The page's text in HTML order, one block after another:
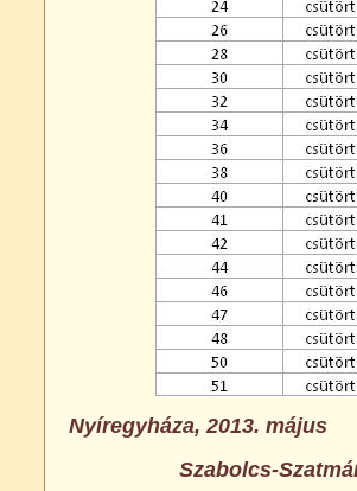
Nyíregyháza, 2013. május
Szabolcs-